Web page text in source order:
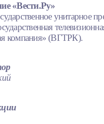
«Вести.Ру»
унитарное
компания» (ВГТРК).